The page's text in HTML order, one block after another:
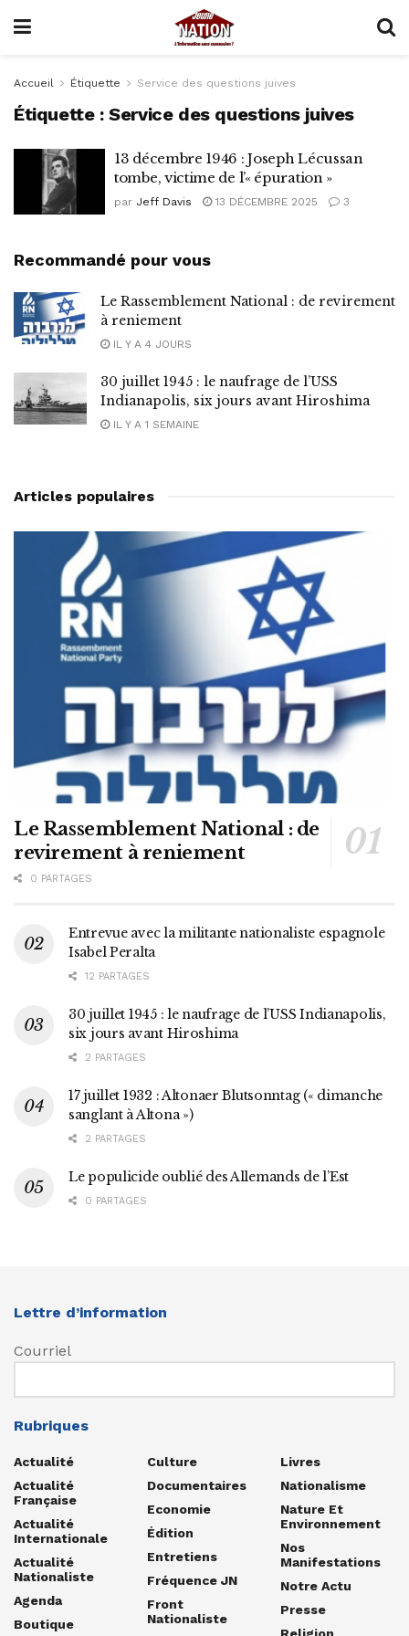
Accueil Étiquette Service des questions juives
Étiquette :Service des questions juives
13 décembre 1946 : Joseph Lécussan
tombe, victime de l’« épuration »
par Jeff Davis 13 DÉCEMBRE 2025 3
Recommandé pour vous
Le Rassemblement National : de revirement
à reniement
IL Y A 4 JOURS
30 juillet 1945 : le naufrage de l’USS
Indianapolis, six jours avant Hiroshima
IL Y A 1 SEMAINE
Articles populaires
Le Rassemblement National : de
revirement à reniement
0 PARTAGES
Entrevue avec la militante nationaliste espagnole
Isabel Peralta
12 PARTAGES
30 juillet 1945 : le naufrage de l’USS Indianapolis,
six jours avant Hiroshima
2 PARTAGES
17 juillet 1932 : Altonaer Blutsonntag (« dimanche
sanglant à Altona »)
2 PARTAGES
Le populicide oublié des Allemands de l’Est
0 PARTAGES
Lettre d’information
Courriel
Rubriques
Actualité
Actualité
Française
Actualité
Internationale
Actualité
Nationaliste
Agenda
Boutique
Culture
Documentaires
Economie
Édition
Entretiens
Fréquence JN
Front
Nationaliste
Livres
Nationalisme
Nature Et
Environnement
Nos
Manifestations
Notre Actu
Presse